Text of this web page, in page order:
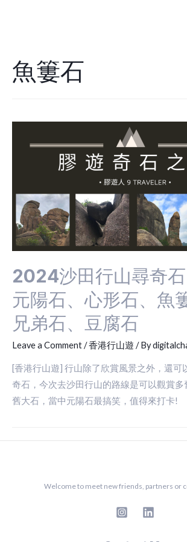
魚簍石
2024沙田行山尋奇石
元陽石、心形石、魚
兄弟石、豆腐石
Leave a Comment/香港行山遊 / By
[香港行山遊] 行山除了欣賞風景之外，還可
奇石，今次去沙田行山的路線是可以觀賞多
舊大石，當中元陽石最搞笑，值得來打卡!
Welcome to meet new friends, partners or